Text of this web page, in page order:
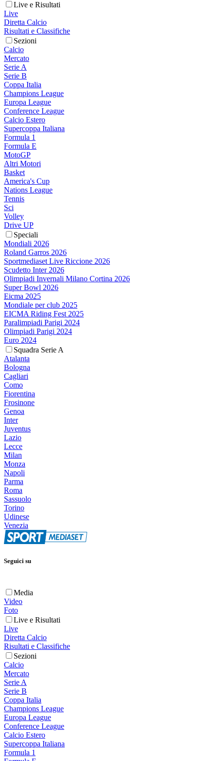
Live e Risultati
Live
Diretta Calcio
Risultati e Classifiche
Sezioni
Calcio
Mercato
Serie A
Serie B
Coppa Italia
Champions League
Europa League
Conference League
Calcio Estero
Supercoppa Italiana
Formula 1
Formula E
MotoGP
Altri Motori
Basket
America's Cup
Nations League
Tennis
Sci
Volley
Drive UP
Speciali
Mondiali 2026
Roland Garros 2026
Sportmediaset Live Riccione 2026
Scudetto Inter 2026
Olimpiadi Invernali Milano Cortina 2026
Super Bowl 2026
Eicma 2025
Mondiale per club 2025
EICMA Riding Fest 2025
Paralimpiadi Parigi 2024
Olimpiadi Parigi 2024
Euro 2024
Squadra Serie A
Atalanta
Bologna
Cagliari
Como
Fiorentina
Frosinone
Genoa
Inter
Juventus
Lazio
Lecce
Milan
Monza
Napoli
Parma
Roma
Sassuolo
Torino
Udinese
Venezia
Seguici su
Media
Video
Foto
Live e Risultati
Live
Diretta Calcio
Risultati e Classifiche
Sezioni
Calcio
Mercato
Serie A
Serie B
Coppa Italia
Champions League
Europa League
Conference League
Calcio Estero
Supercoppa Italiana
Formula 1